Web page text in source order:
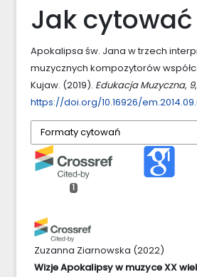
Jak cytować
Apokalipsa św. Jana w trzech
muzycznych kompozytorów
Kujaw. (2019). Edukacja Muzyczna, 9
https://doi.org/10.16926/
Formaty cytowań
1
Zuzanna Ziarnowska (2022)
Wizje Apokalipsy w muzyce XX